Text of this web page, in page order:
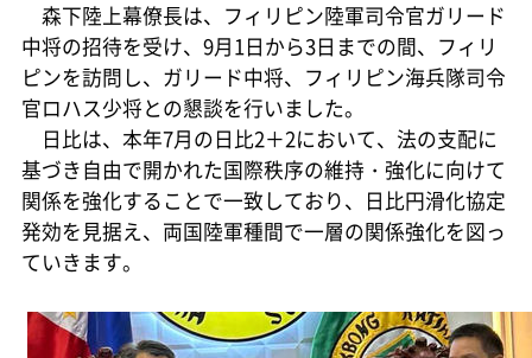
森下陸上幕僚長は、フィリピン陸軍司令官ガリード
中将の招待を受け、9月1日から3日までの間、フィリ
ピンを訪問し、ガリード中将、フィリピン海兵隊司令
官ロハス少将との懇談を行いました。
日比は、本年7月の日比2＋2において、法の支配に
基づき自由で開かれた国際秩序の維持・強化に向けて
関係を強化することで一致しており、日比円滑化協定
発効を見据え、両国陸軍種間で一層の関係強化を図っ
ていきます。